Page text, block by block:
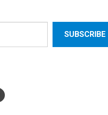
SUBSCRIBE